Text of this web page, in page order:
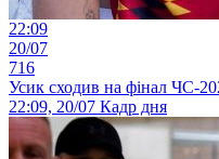
22:09
20/07
716
Усик сходив на фінал ЧС-
22:09, 20/07 Кадр дня